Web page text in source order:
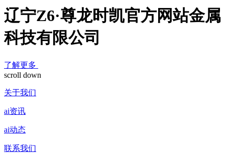
辽宁Z6·尊龙时凯官方网站金属
科技有限公司
了解更多
scroll down
关于我们
ai资讯
ai动态
联系我们